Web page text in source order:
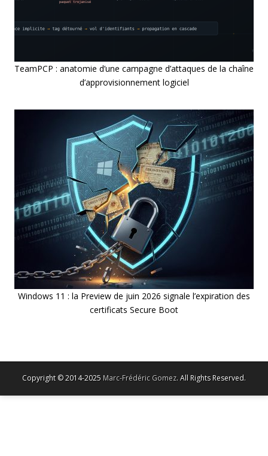
TeamPCP : anatomie d’une campagne d’attaques de la chaîne
d’approvisionnement logiciel
Windows 11 : la Preview de juin 2026 signale l’expiration des
certificats Secure Boot
Copyright © 2014-2025 Marc-Frédéric Gomez. All Rights Reserved.